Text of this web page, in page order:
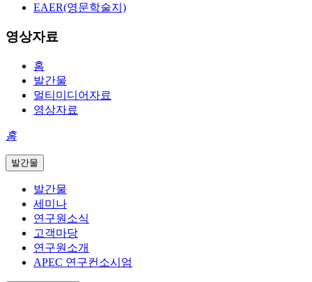
EAER(영문학술지)
영상자료
홈
발간물
멀티미디어자료
영상자료
홈
발간물
발간물
세미나
연구원소식
고객마당
연구원소개
APEC 연구컨소시엄